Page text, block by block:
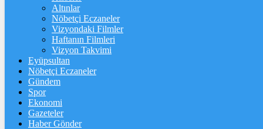
ETHEREUM
%0
TETHER
47.65
$%0
Altınlar
Nöbetçi Eczaneler
Vizyondaki Filmler
Haftanın Filmleri
Vizyon Takvimi
Eyüpsultan
Nöbetçi Eczaneler
Gündem
Spor
Ekonomi
Gazeteler
Haber Gönder
20:37 / CHP EYÜPSULTAN İLÇE ÖRGÜTÜ ÜYELERİ